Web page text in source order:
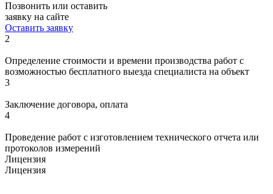
Позвонить или оставить
заявку на сайте
Оставить заявку
2
Определение стоимости и времени производства работ с
возможностью бесплатного выезда специалиста на объект
3
Заключение договора, оплата
4
Проведение работ с изготовлением технического отчета или
протоколов измерений
Лицензия
Лицензия